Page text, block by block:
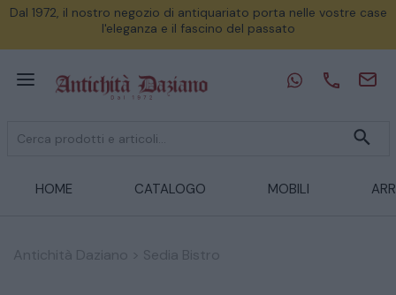
Dal 1972, il nostro negozio di antiquariato porta nelle vostre case
l'eleganza e il fascino del passato
HOME CATALOGO MOBILI
Antichità Daziano Sedia Bistro